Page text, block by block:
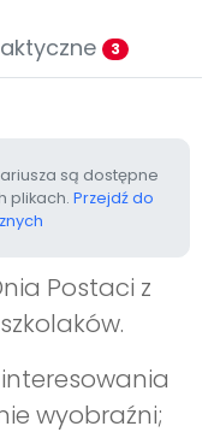
3
są dostępne
plikach. Przejdź do
Postaci z
wyobraźni;